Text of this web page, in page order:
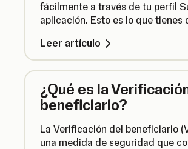
fácilmente a través de tu perfil
aplicación. Esto es lo que tienes
Leer artículo
¿Qué es la
beneficiario?
La Verificación del beneficiario
una medida de seguridad que